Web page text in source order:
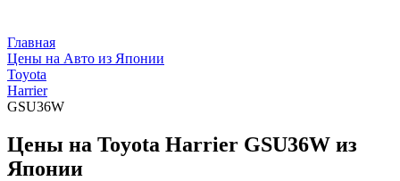
Главная
Цены на Авто из Японии
Toyota
Harrier
GSU36W
Цены на Toyota Harrier GSU36W из
Японии